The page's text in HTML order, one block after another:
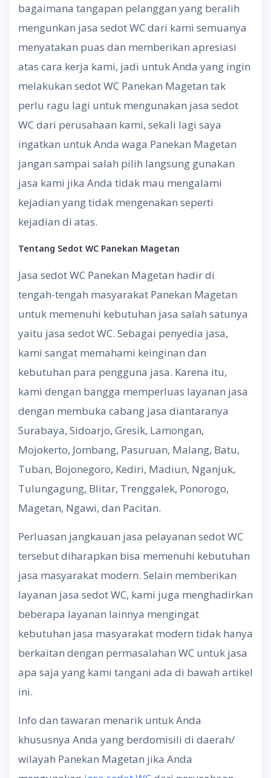
bagaimana tangapan pelanggan yang beralih
mengunkan jasa sedot WC dari kami semuanya
menyatakan puas dan memberikan apresiasi
atas cara kerja kami, jadi untuk Anda yang ingin
melakukan sedot WC Panekan Magetan tak
perlu ragu lagi untuk mengunakan jasa sedot
WC dari perusahaan kami, sekali lagi saya
ingatkan untuk Anda waga Panekan Magetan
jangan sampai salah pilih langsung gunakan
jasa kami jika Anda tidak mau mengalami
kejadian yang tidak mengenakan seperti
kejadian di atas.
Tentang Sedot WC Panekan Magetan
Jasa sedot WC Panekan Magetan hadir di
tengah-tengah masyarakat Panekan Magetan
untuk memenuhi kebutuhan jasa salah satunya
yaitu jasa sedot WC. Sebagai penyedia jasa,
kami sangat memahami keinginan dan
kebutuhan para pengguna jasa. Karena itu,
kami dengan bangga memperluas layanan jasa
dengan membuka cabang jasa diantaranya
Surabaya, Sidoarjo, Gresik, Lamongan,
Mojokerto, Jombang, Pasuruan, Malang, Batu,
Tuban, Bojonegoro, Kediri, Madiun, Nganjuk,
Tulungagung, Blitar, Trenggalek, Ponorogo,
Magetan, Ngawi, dan Pacitan.
Perluasan jangkauan jasa pelayanan sedot WC
tersebut diharapkan bisa memenuhi kebutuhan
jasa masyarakat modern. Selain memberikan
layanan jasa sedot WC, kami juga menghadirkan
beberapa layanan lainnya mengingat
kebutuhan jasa masyarakat modern tidak hanya
berkaitan dengan permasalahan WC untuk jasa
apa saja yang kami tangani ada di bawah artikel
ini.
Info dan tawaran menarik untuk Anda
khususnya Anda yang berdomisili di daerah/
wilayah Panekan Magetan jika Anda